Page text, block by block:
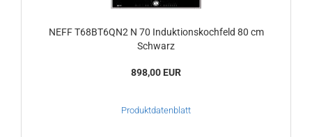
NEFF T68BT6QN2 N 70 Induktionskochfeld 80 cm
Schwarz
898,00 EUR
Produktdatenblatt